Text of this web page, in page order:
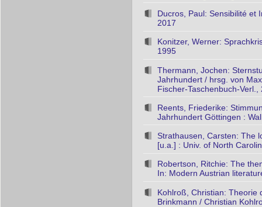
Ducros, Paul: Sensibilité et
2017
Konitzer, Werner:
1995
Thermann, Jochen:
Jahrhundert / hrsg. von
Fischer-Taschenbuch-
Reents, Friederike:
Jahrhundert Göttingen :
Strathausen, Carsten: The
[u.a.] : Univ. of North
Robertson, Ritchie: The
In: Modern Austrian
Kohlroß, Christian: Theorie
Brinkmann / Christian